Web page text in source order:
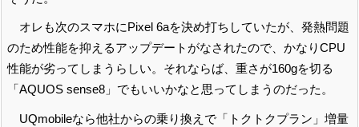
オレも次のスマホにPixel 6aを決め打ちしていたが、発熱問題
のため性能を抑えるアップデートがなされたので、かなりCPU
性能が劣ってしまうらしい。それならば、重さが160gを切る
「AQUOS sense8」でもいいかなと思ってしまうのだった。
UQmobileなら他社からの乗り換えで「トクトクプラン」増量